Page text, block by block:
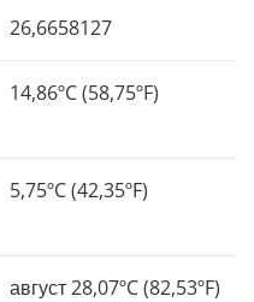
26,6658127
14,86ºC (58,75ºF)
5,75ºC (42,35ºF)
август 28,07ºC (82,53ºF)